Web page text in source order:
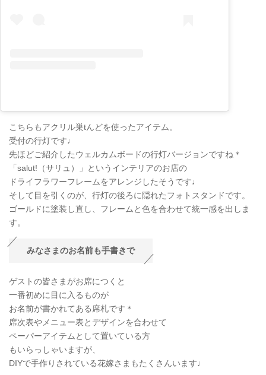
こちらもアクリル巣tんどを使ったアイテム。
受付の行灯です♩
先ほどご紹介したウェルカムボードの行灯バージョンですね＊
「salut!（サリュ）」というインテリアのお店の
ドライフラワーフレームをアレンジしたそうです♩
そして目を引くのが、行灯の後ろに隠れたフォトスタンドです。
ゴールドに塗装し直し、フレームと色を合わせて統一感を出しま
す。
みなさまのお名前も手書きで
ゲストの皆さまがお席につくと
一番初めに目に入るものが
お名前が書かれてある席札です＊
席次表やメニュー表とデザインを合わせて
ペーパーアイテムとして置いている方
もいらっしゃいますが、
DIYで手作りされている花嫁さまもたくさんいます♩